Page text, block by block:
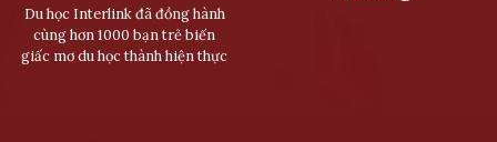
Du học Interlink đã đồng hành
cùng hơn 1000 bạn trẻ biến
giấc mơ du học thành hiện thực